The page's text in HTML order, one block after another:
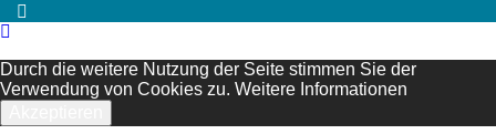
Durch die weitere Nutzung der Seite stimmen Sie der
Verwendung von Cookies zu. Weitere Informationen